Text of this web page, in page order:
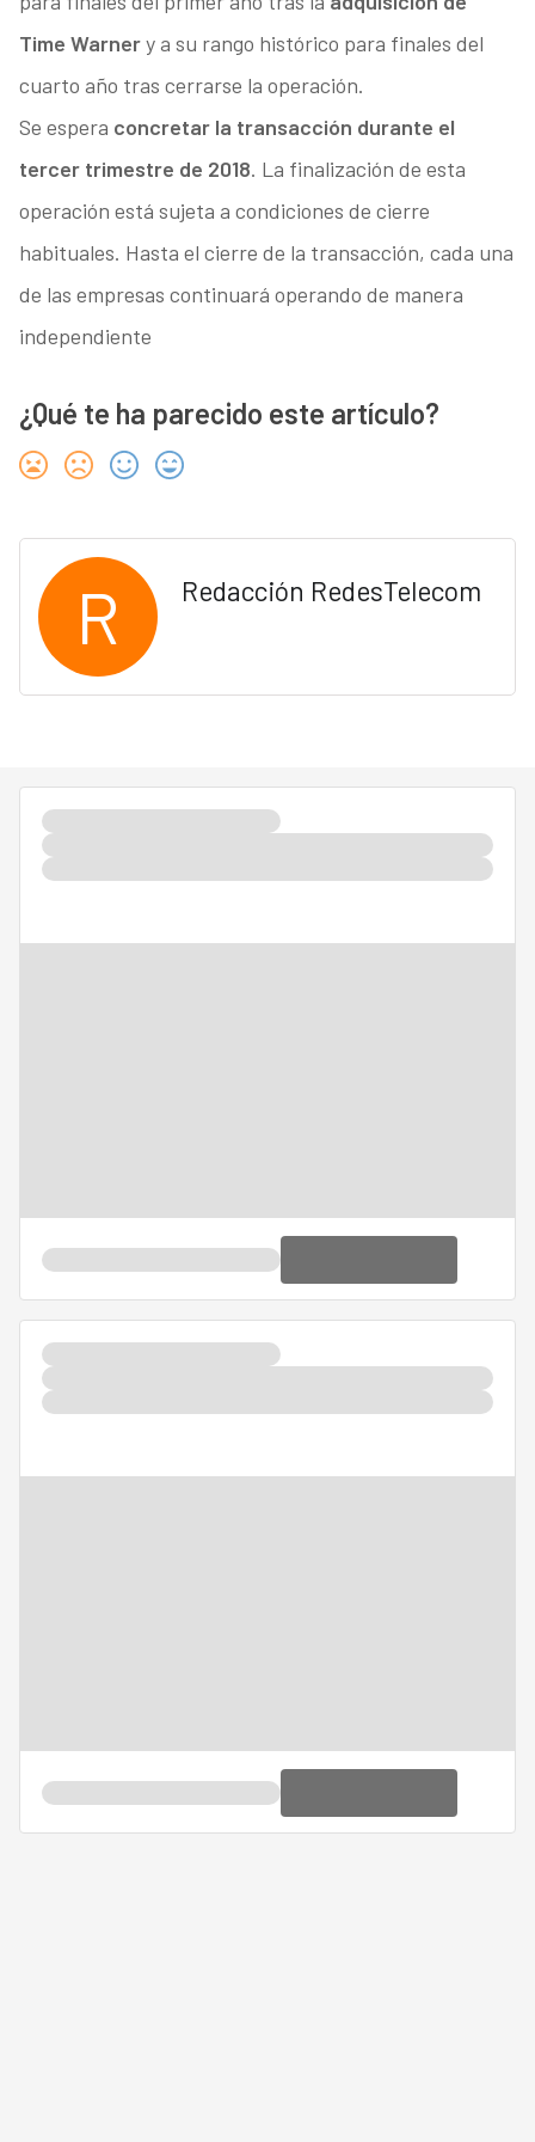
Time Warnery a su rango histórico para finales del
cuarto año tras cerrarse la operación.
Se espera concretar la transacción durante el
tercer trimestre de 2018. La finalización de esta
operación está sujeta a condiciones de cierre
habituales. Hasta el cierre de la transacción, cada una
de las empresas continuará operando de manera
independiente
¿Qué te ha parecido este artículo?
R Redacción RedesTelecom